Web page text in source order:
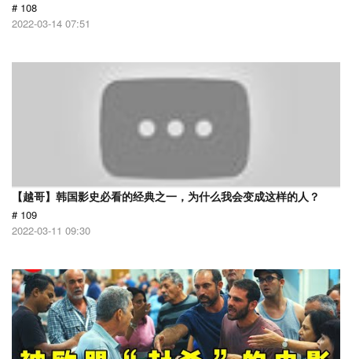
# 108
2022-03-14 07:51
【越哥】韩国影史必看的经典之一，为什么我会变成这样的人？
# 109
2022-03-11 09:30